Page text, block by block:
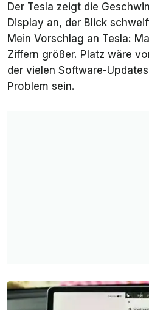
Der Tesla zeigt die
Display an, der Blick
Mein Vorschlag an Tesla:
Ziffern größer. Platz wäre
der vielen Software-
Problem sein.